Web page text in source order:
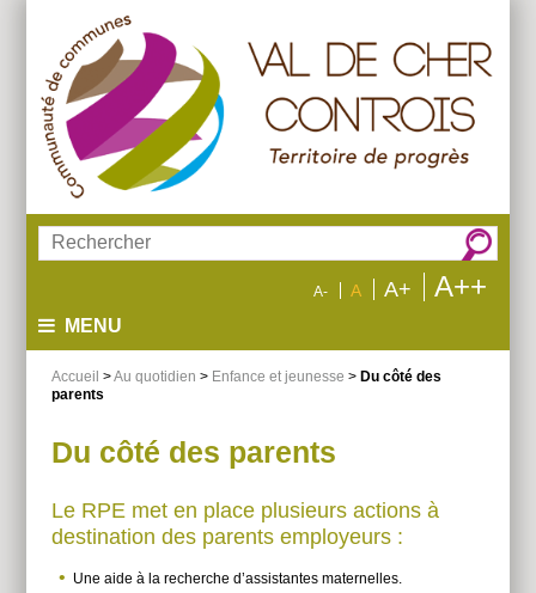
menu
contenu
recherche
Rechercher :
A- A A+ A++
MENU
Accueil >Au quotidien > Enfance et jeunesse > Du côté des
parents
Du côté des parents
Le RPE met en place plusieurs actions à
destination des parents employeurs :
Une aide à la recherche d’assistantes maternelles.